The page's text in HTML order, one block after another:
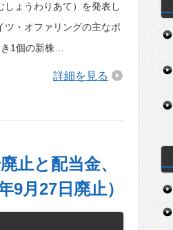
しょうわりあて）を発表し
ツ・オファリングの主なポ
1個の新株…
詳細を見る
止と配当金、
9月27日廃止）